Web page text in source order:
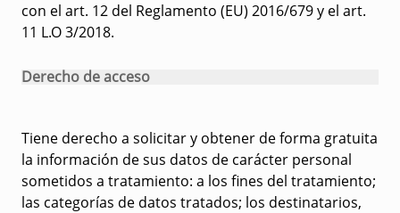
con el art. 12 del Reglamento (EU) 2016/679 y el art.
11 L.O 3/2018.
Derecho de acceso
Tiene derecho a solicitar y obtener de forma gratuita
la información de sus datos de carácter personal
sometidos a tratamiento: a los fines del tratamiento;
las categorías de datos tratados; los destinatarios,